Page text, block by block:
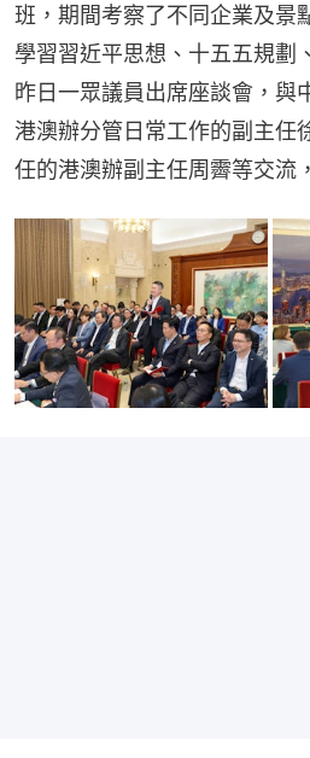
班，期間考察了不同企業及景
學習習近平思想、十五五規劃
昨日一眾議員出席座談會，與
港澳辦分管日常工作的副主任
任的港澳辦副主任周霽等交流